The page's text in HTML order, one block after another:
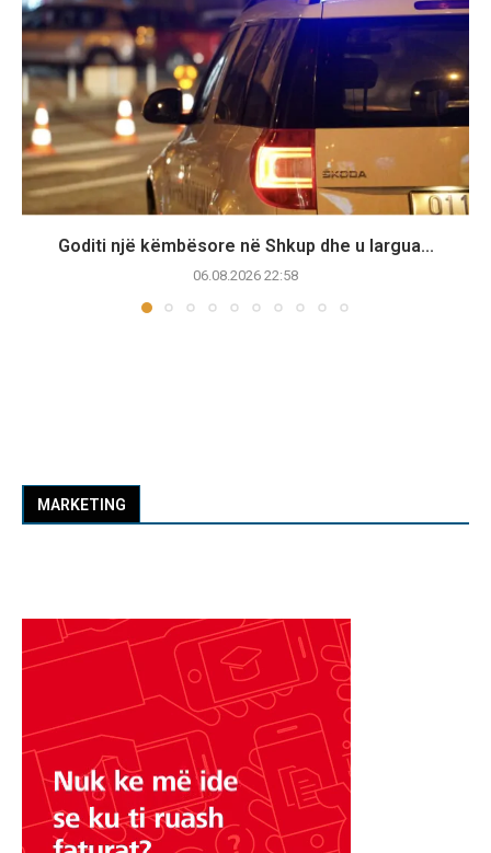
Goditi një këmbësore në Shkup dhe u largua...
06.08.2026 22:58
MARKETING